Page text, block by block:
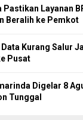
Layanan
Beralih ke Pemkot
Kurang Salur
Pusat
Digelar 8
Tunggal